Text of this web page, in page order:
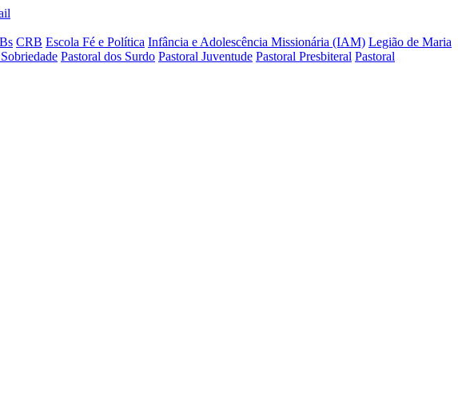
CRB Escola Fé e Política Infância e Adolescência Missionária (IAM) Legião de Maria
Pastoral dos Surdo Pastoral Juventude Pastoral Presbiteral Pastoral